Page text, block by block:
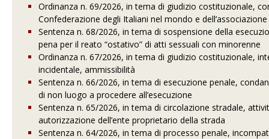
Ordinanza n. 69/2026, in tema di giudizio costituzionale,
Confederazione degli Italiani nel mondo e
Sentenza n. 68/2026, in tema di sospensione della
pena per il reato “ostativo” di atti sessuali con minorenne
Ordinanza n. 67/2026, in tema di giudizio costituzionale,
incidentale, ammissibilità
Sentenza n. 66/2026, in tema di esecuzione penale,
di non luogo a procedere all’esecuzione
Sentenza n. 65/2026, in tema di circolazione stradale,
autorizzazione dell’ente proprietario della strada
Sentenza n. 64/2026, in tema di processo penale,